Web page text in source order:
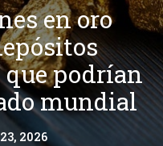
en oro
que podrían
mundial
2026